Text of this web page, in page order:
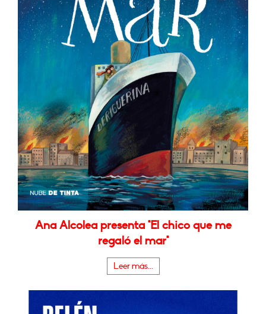
Ana Alcolea presenta "El chico que me
regaló el mar"
Leer más...